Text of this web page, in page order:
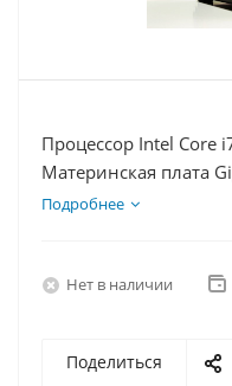
Процессор Intel Core
Материнская плата
Видеокарта RTX
Подробнее
Нет в наличии
Поделиться